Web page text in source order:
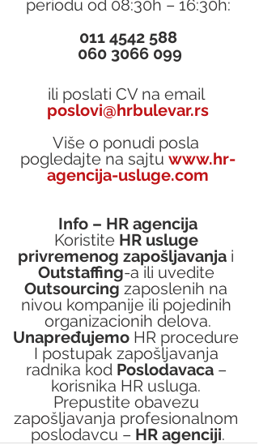
periodu od 08:30h – 16:30h:
011 4542 588
060 3066 099
ili poslati CV na email
poslovi@hrbulevar.rs
Više o ponudi posla
pogledajte na sajtu www.hr-
agencija-usluge.com
Info – HR agencija
Koristite HR usluge
privremenog zapošljavanja i
Outstaffing-a ili uvedite
Outsourcing zaposlenih na
nivou kompanije ili pojedinih
organizacionih delova.
Unapređujemo HR procedure
I postupak zapošljavanja
radnika kod Poslodavaca –
korisnika HR usluga.
Prepustite obavezu
zapošljavanja profesionalnom
poslodavcu – HR agenciji.